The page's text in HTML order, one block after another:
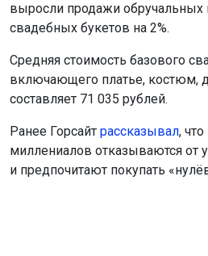
выросли продажи обручальных
свадебных букетов на 2%.
Средняя стоимость базового
включающего платье, костюм,
составляет 71 035 рублей.
Ранее Горсайт рассказывал,
миллениалов отказываются от
и предпочитают покупать